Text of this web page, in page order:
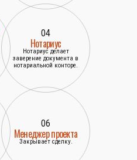
04
Нотариус
Нотариус делает
заверение документа в
нотариальной конторе.
06
Менеджер проекта
Закрывает сделку.